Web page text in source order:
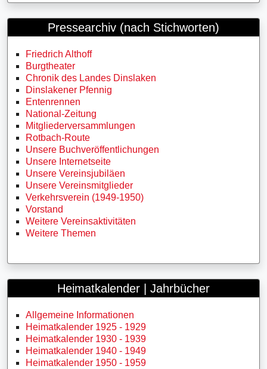
Pressearchiv (nach Stichworten)
Friedrich Althoff
Burgtheater
Chronik des Landes Dinslaken
Dinslakener Pfennig
Entenrennen
National-Zeitung
Mitgliederversammlungen
Rotbach-Route
Unsere Buchveröffentlichungen
Unsere Internetseite
Unsere Vereinsjubiläen
Unsere Vereinsmitglieder
Verkehrsverein (1949-1950)
Vorstand
Weitere Vereinsaktivitäten
Weitere Themen
Heimatkalender | Jahrbücher
Allgemeine Informationen
Heimatkalender 1925 - 1929
Heimatkalender 1930 - 1939
Heimatkalender 1940 - 1949
Heimatkalender 1950 - 1959